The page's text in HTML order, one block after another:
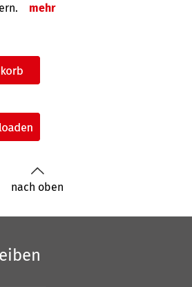
mehr
nach oben